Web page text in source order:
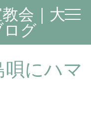
会｜大
ログ
唄にハマ